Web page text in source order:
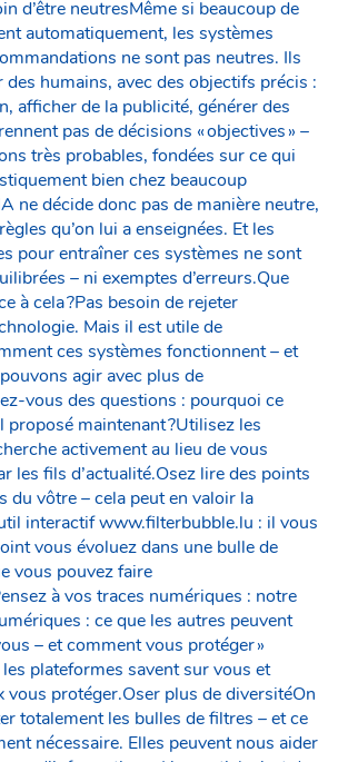
d’être neutresMême si beaucoup de
automatiquement, les systèmes
ne sont pas neutres. Ils
humains, avec des objectifs précis :
afficher de la publicité, générer des
pas de décisions « objectives » –
très probables, fondées sur ce qui
bien chez beaucoup
ne décide donc pas de manière neutre,
qu’on lui a enseignées. Et les
pour entraîner ces systèmes ne sont
– ni exemptes d’erreurs.Que
à cela ?Pas besoin de rejeter
Mais il est utile de
ces systèmes fonctionnent – et
agir avec plus de
vous des questions : pourquoi ce
proposé maintenant ?Utilisez les
activement au lieu de vous
les fils d’actualité.Osez lire des points
du vôtre – cela peut en valoir la
interactif www.filterbubble.lu : il vous
vous évoluez dans une bulle de
vous pouvez faire
à vos traces numériques : notre
: ce que les autres peuvent
– et comment vous protéger »
plateformes savent sur vous et
vous protéger.Oser plus de diversitéOn
totalement les bulles de filtres – et ce
nécessaire. Elles peuvent nous aider